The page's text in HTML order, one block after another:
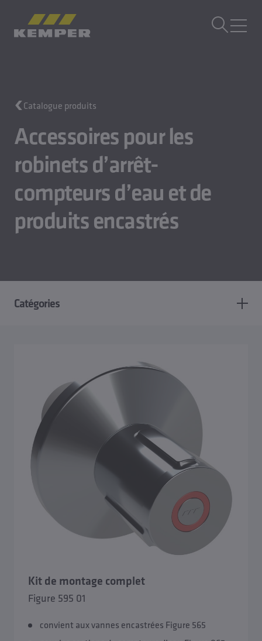
Moulages
Entreprise
Carrière
FR| CH sélecteur de langue
Catalogue produits
Accessoires pour les
robinets d’arrêt-
compteurs d’eau et de
produits encastrés
Catégories
Kit de montage complet
Figure 595 01
convient aux vannes encastrées Figure 565